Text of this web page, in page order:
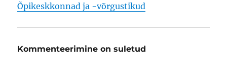
Õpikeskkonnad ja -võrgustikud
Kommenteerimine on suletud